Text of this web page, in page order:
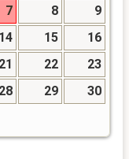
7 8
9
14 15
16
21 22
23
28 29
30